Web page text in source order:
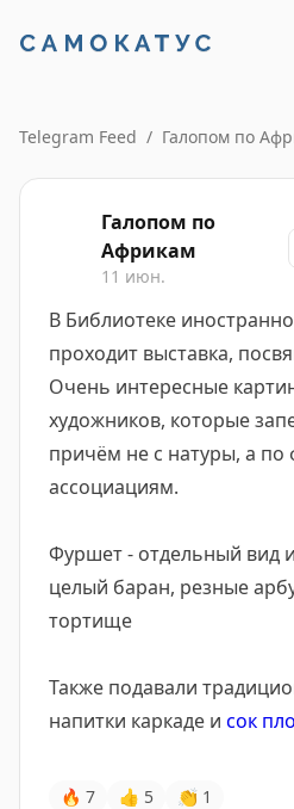
Telegram Feed / Галопом по
Галопом по
Африкам
11 июн.
В Библиотеке
проходит выставка,
Очень интересные
художников, которые
причём не с натуры, а по
ассоциациям.
Фуршет - отдельный вид
целый баран, резные
тортище
Также подавали
напитки каркаде и сок
🔥 7 👍 5 👏 1